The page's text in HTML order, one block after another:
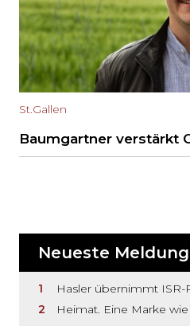
St.Gallen
Baumgartner verstärkt
Neueste
Hasler übernimmt ISR-
Heimat. Eine Marke